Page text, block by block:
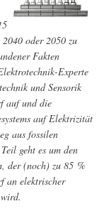
oder 2050 zu
Fakten
Experte
und Sensorik
auf und die
auf Elektrizität
aus fossilen
geht es um den
der (noch) zu 85 %
an elektrischer